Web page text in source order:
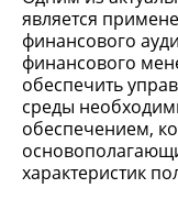
является
финансового
финансового
обеспечить
среды
обеспечением,
характеристик